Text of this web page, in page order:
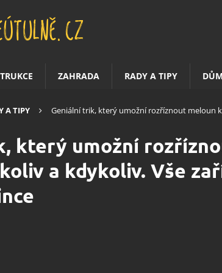
ZAHRADA RADY A TIPY
A TIPY
Geniální trik, který umožní rozříznout meloun
který umožní
a kdykoliv. Vše